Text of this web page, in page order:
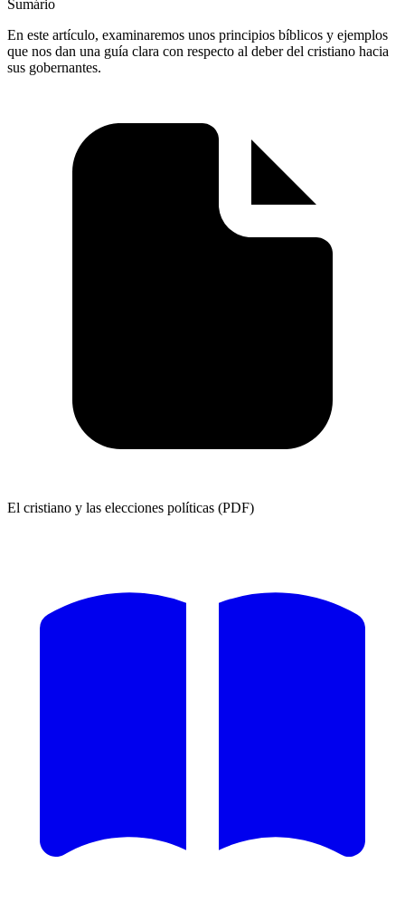
Sumário
En este artículo, examinaremos unos principios bíblicos y ejemplos
que nos dan una guía clara con respecto al deber del cristiano hacia
sus gobernantes.
El cristiano y las elecciones políticas (PDF)